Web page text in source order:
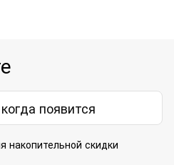
появится
накопительной скидки